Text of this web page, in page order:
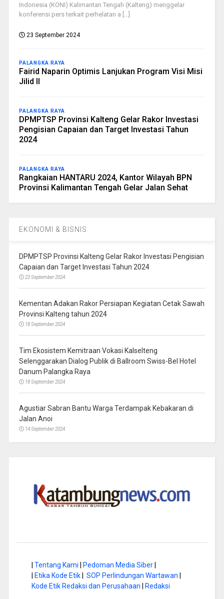
Indonesia (KONI) Kalimantan Tengah (Kalteng) menggelar
konferensi pers terkait perhelatan a [...]
23 September 2024
PALANGKA RAYA
Fairid Naparin Optimis Lanjukan Program Visi Misi
Jilid II
PALANGKA RAYA
DPMPTSP Provinsi Kalteng Gelar Rakor Investasi
Pengisian Capaian dan Target Investasi Tahun
2024
PALANGKA RAYA
Rangkaian HANTARU 2024, Kantor Wilayah BPN
Provinsi Kalimantan Tengah Gelar Jalan Sehat
EKONOMI & BISNIS
DPMPTSP Provinsi Kalteng Gelar Rakor Investasi Pengisian
Capaian dan Target Investasi Tahun 2024
23 September 2024
Kementan Adakan Rakor Persiapan Kegiatan Cetak Sawah
Provinsi Kalteng tahun 2024
18 September 2024
Tim Ekosistem Kemitraan Vokasi Kalselteng
Selenggarakan Dialog Publik di Ballroom Swiss-Bel Hotel
Danum Palangka Raya
18 September 2024
Agustiar Sabran Bantu Warga Terdampak Kebakaran di
Jalan Anoi
14 September 2024
Tentang Kami Pedoman Media Siber|
Etika Kode Etik| SOP Perlindungan Wartawan
Kode Etik Redaksi dan Perusahaan
Redaksi